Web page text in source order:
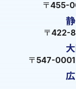
〒455-
〒422-
〒547-0001